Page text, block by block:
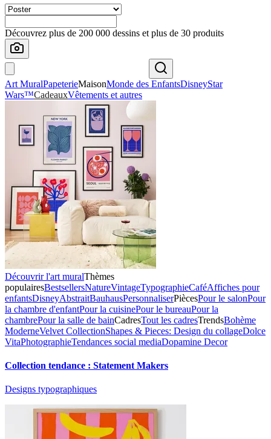
Découvrez plus de 200 000 dessins et plus de 30 produits
Art MuralPapeterieMaisonMonde des EnfantsDisneyStar
Wars™CadeauxVêtements et autres
Découvrir l'art muralThèmes
populairesBestsellersNatureVintageTypographieCaféAffiches pour
enfantsDisneyAbstraitBauhausPersonnaliserPiècesPour le salonPour
la chambre d'enfantPour la cuisinePour le bureauPour la
chambrePour la salle de bainCadresTout les cadresTrendsBohème
ModerneVelvet CollectionShapes & Pieces: Design du collageDolce
VitaPhotographieTendances social mediaDopamine Decor
Collection tendance : Statement Makers
Designs typographiques